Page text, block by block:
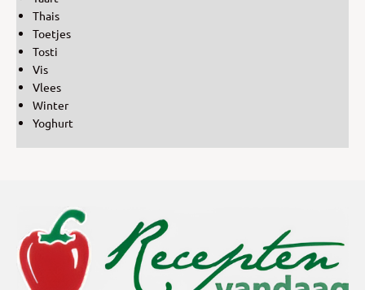
Thais
Toetjes
Tosti
Vis
Vlees
Winter
Yoghurt